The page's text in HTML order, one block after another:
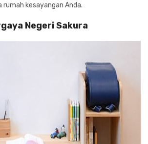
rumah kesayangan Anda.
Negeri Sakura